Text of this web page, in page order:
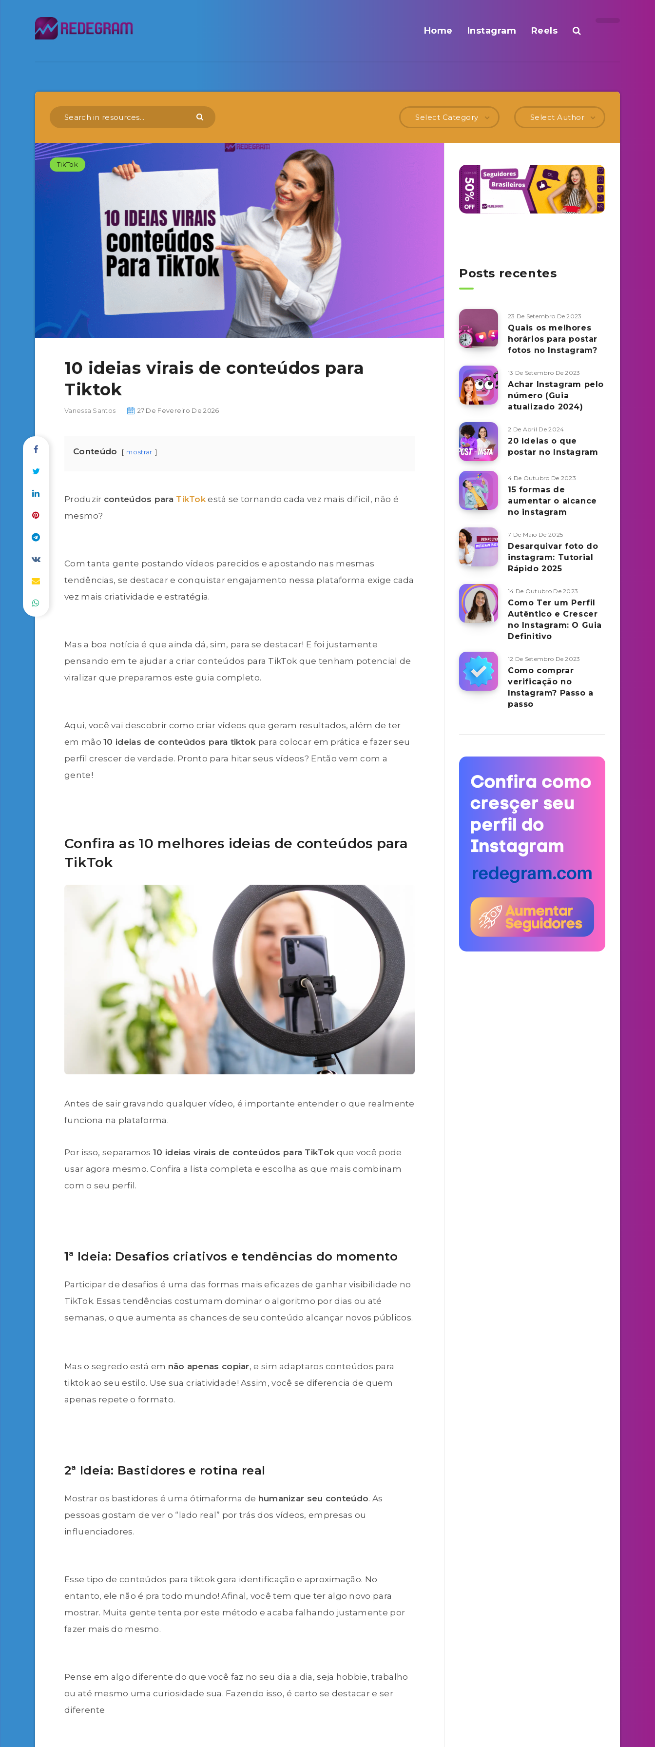
Home Instagram Reels
Select Author
Select Category
TikTok
10 ideias virais de conteúdos para
Tiktok
Vanessa Santos 27 De Fevereiro De 2026
Conteúdo mostrar
Produzir conteúdos para TikTok está se tornando cada vez mais difícil, não é
mesmo?
Com tanta gente postando vídeos parecidos e apostando nas mesmas
tendências, se destacar e conquistar engajamento nessa plataforma exige cada
vez mais criatividade e estratégia.
Mas a boa notícia é que ainda dá, sim, para se destacar! E foi justamente
pensando em te ajudar a criar conteúdos para TikTok que tenham potencial de
viralizar que preparamos este guia completo.
Aqui, você vai descobrir como criar vídeos que geram resultados, além de ter
em mão10 ideias de conteúdos para tiktok para colocar em prática e fazer seu
perfil crescer de verdade. Pronto para hitar seus vídeos? Então vem com a
gente!
Confira as 10 melhores ideias de conteúdos para
TikTok
Antes de sair gravando qualquer vídeo, é importante entender o que realmente
funciona na plataforma.
Por isso, separamos 10 ideias virais de conteúdos para TikTok que você pode
usar agora mesmo. Confira a lista completa e escolha as que mais combinam
com o seu perfil.
1ª Ideia: Desafios criativos e tendências do momento
Participar de desafios é uma das formas mais eficazes de ganhar visibilidade no
TikTok. Essas tendências costumam dominar o algoritmo por dias ou até
semanas, o que aumenta as chances de seu conteúdo alcançar novos públicos.
Mas o segredo está em não apenas copiar, e sim adaptaros conteúdos para
tiktok ao seu estilo. Use sua criatividade! Assim, você se diferencia de quem
apenas repete o formato.
2ª Ideia: Bastidores e rotina real
Mostrar os bastidores é uma ótimaforma de humanizar seu conteúdo. As
pessoas gostam de ver o “lado real” por trás dos vídeos, empresas ou
influenciadores.
Esse tipo de conteúdos para tiktok gera identificação e aproximação. No
entanto, ele não é pra todo mundo! Afinal, você tem que ter algo novo para
mostrar. Muita gente tenta por este método e acaba falhando justamente por
fazer mais do mesmo.
Pense em algo diferente do que você faz no seu dia a dia, seja hobbie, trabalho
ou até mesmo uma curiosidade sua. Fazendo isso, é certo se destacar e ser
diferente
Posts recentes
23 De Setembro De 2023
Quais os melhores
horários para postar
fotos no Instagram?
13 De Setembro De 2023
Achar Instagram pelo
número (Guia
atualizado 2024)
2 De Abril De 2024
20 Ideias o que
postar no Instagram
4 De Outubro De 2023
15 formas de
aumentar o alcance
no instagram
7 De Maio De 2025
Desarquivar foto do
instagram: Tutorial
Rápido 2025
14 De Outubro De 2023
Como Ter um Perfil
Autêntico e Crescer
no Instagram: O Guia
Definitivo
12 De Setembro De 2023
Como comprar
verificação no
Instagram? Passo a
passo